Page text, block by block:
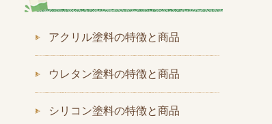
アクリル塗料の特徴と商品
ウレタン塗料の特徴と商品
シリコン塗料の特徴と商品